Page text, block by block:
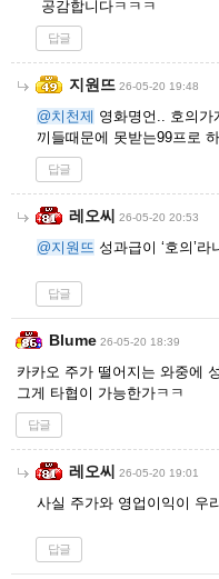
공감합니다ㅋㅋㅋ
답글
지원뜨 26-05-20 19:48
@치천제 영화명언.. 호의가
끼들때문에 못받는99프로
답글
레오씨 26-05-20 20:53
@지원뜨 성과급이 ‘호의’
답글
Blume 26-05-20 18:39
카카오 주가 떨어지는 와중에
그게 타협이 가능한가ㅋㅋ
답글
레오씨 26-05-20 19:01
사실 주가와 영업이익이 우
답글